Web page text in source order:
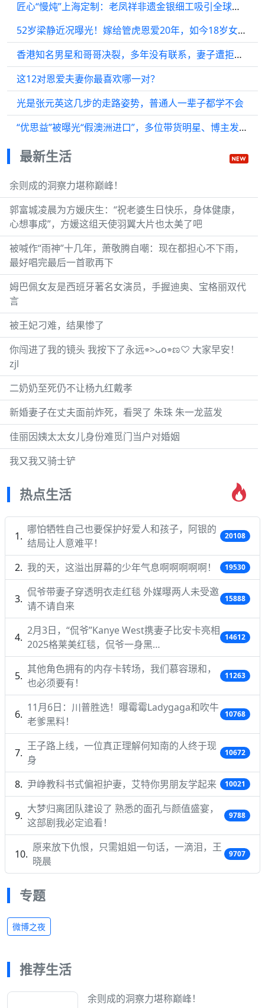
匠心“慢炖”上海定制：老凤祥非遗金银细工吸引全球目光
52岁梁静近况曝光！嫁给管虎恩爱20年，如今18岁女儿比她还漂亮
香港知名男星和哥哥决裂，多年没有联系，妻子遭拒绝出席母亲葬礼
这12对恩爱夫妻你最喜欢哪一对？
光是张元英这几步的走路姿势，普通人一辈子都学不会
“优思益”被曝光“假澳洲进口”，多位带货明星、博主发布退款方案
最新生活
余则成的洞察力堪称巅峰！
郭富城凌晨为方媛庆生：“祝老婆生日快乐，身体健康，
心想事成”，方媛这组天使羽翼大片也太美了吧
被喊作“雨神”十几年，萧敬腾自嘲：现在都担心不下雨，
最好唱完最后一首歌再下
姆巴佩女友是西班牙著名女演员，手握迪奥、宝格丽双代
言
被王妃刁难，结果惨了
你闯进了我的镜头 我按下了永远⌯>ᴗo⌯ಣ♡ 大家早安！
zjl
二奶奶至死仍不让杨九红戴孝
新婚妻子在丈夫面前炸死，看哭了 朱珠 朱一龙蓝发
佳丽因姨太太女儿身份难觅门当户对婚姻
我又我又骑士铲
热点生活
哪怕牺牲自己也要保护好爱人和孩子，阿银的
结局让人意难平！
20108
我的天，这溢出屏幕的少年气息啊啊啊啊啊！ 19530
侃爷带妻子穿透明衣走红毯 外媒曝两人未受邀
请不请自来
15888
2月3日，“侃爷”Kanye West携妻子比安卡亮相
2025格莱美红毯，侃爷一身黑…
14612
其他角色拥有的内存卡转场，我们慕容璟和，
也必须要有！
11263
11月6日：川普胜选！曝霉霉Ladygaga和吹牛
老爹黑料！
10768
王子路上线，一位真正理解何知南的人终于现
身
10672
尹峥教科书式偏袒护妻，艾特你男朋友学起来 10021
大梦归离团队建设了 熟悉的面孔与颜值盛宴，
这部剧我必定追看！
9788
原来放下仇恨，只需姐姐一句话，一滴泪，王
晓晨
9707
专题
微博之夜
推荐生活
余则成的洞察力堪称巅峰！